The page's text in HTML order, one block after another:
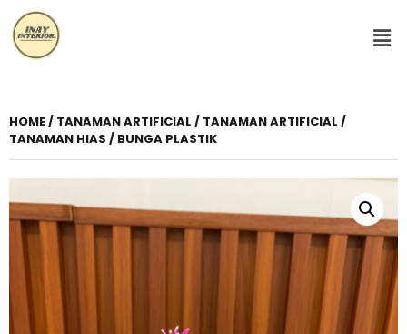
HOME/ TANAMAN ARTIFICIAL / TANAMAN ARTIFICIAL /
TANAMAN HIAS / BUNGA PLASTIK